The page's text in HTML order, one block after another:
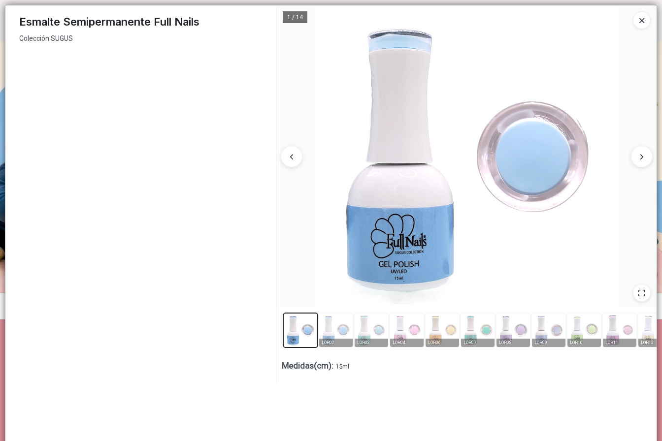
Colección SUGUS
Esmalte Semipermanente Full Nails
Colección SUGUS
1 / 14
LOR02 LOR03 LOR04 LOR06 LOR07 LOR08 LOR09 LOR10 LOR11 LOR12
Medidas(cm): 15ml
CÓMO COMPRAR